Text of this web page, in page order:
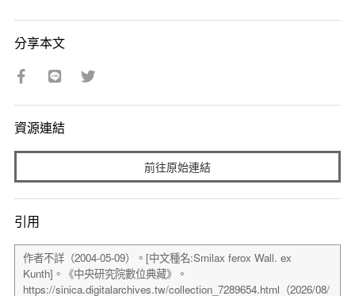
分享本文
資源連結
前往原始連結
引用